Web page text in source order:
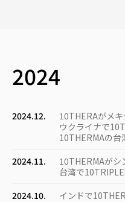
2024
2024.12.
10THERAがメ
ウクライナで
10THERMAの
2024.11.
10THERMAがシ
台湾で
2024.10.
インドで